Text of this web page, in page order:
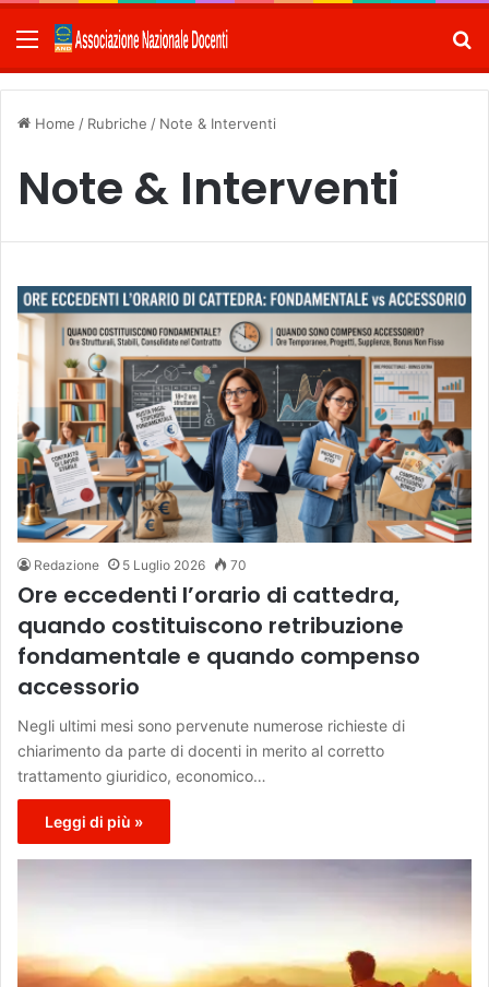
Menu
Home / Rubriche / Note & Interventi
Note & Interventi
Redazione 5 Luglio 2026 70
Ore eccedenti l’orario di cattedra,
quando costituiscono retribuzione
fondamentale e quando compenso
accessorio
Negli ultimi mesi sono pervenute numerose richieste di
chiarimento da parte di docenti in merito al corretto
trattamento giuridico, economico…
Leggi di più »